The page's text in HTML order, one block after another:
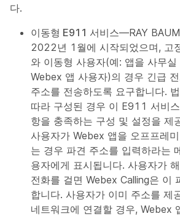
다.
이동형 E911 서비스—RAY
2022년 1월에 시작되었으며, 고
와 이동형 사용자(예: 앱을 사무
Webex 앱 사용자)의 경우 긴급
주소를 전송하도록 요구합니다.
따라 구성된 경우 이 E911 서비
항을 충족하는 구성 및 설정을 제
사용자가 Webex 앱을 오프프레
는 경우 파견 주소를 입력하라는
용자에게 표시됩니다. 사용자가
전화를 걸면 Webex Calling은 이
합니다. 사용자가 이미 주소를 제
네트워크에 연결할 경우, Webex